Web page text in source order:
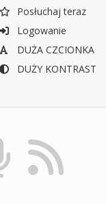
Posłuchaj teraz
Logowanie
DUŻA CZCIONKA
DUŻY KONTRAST